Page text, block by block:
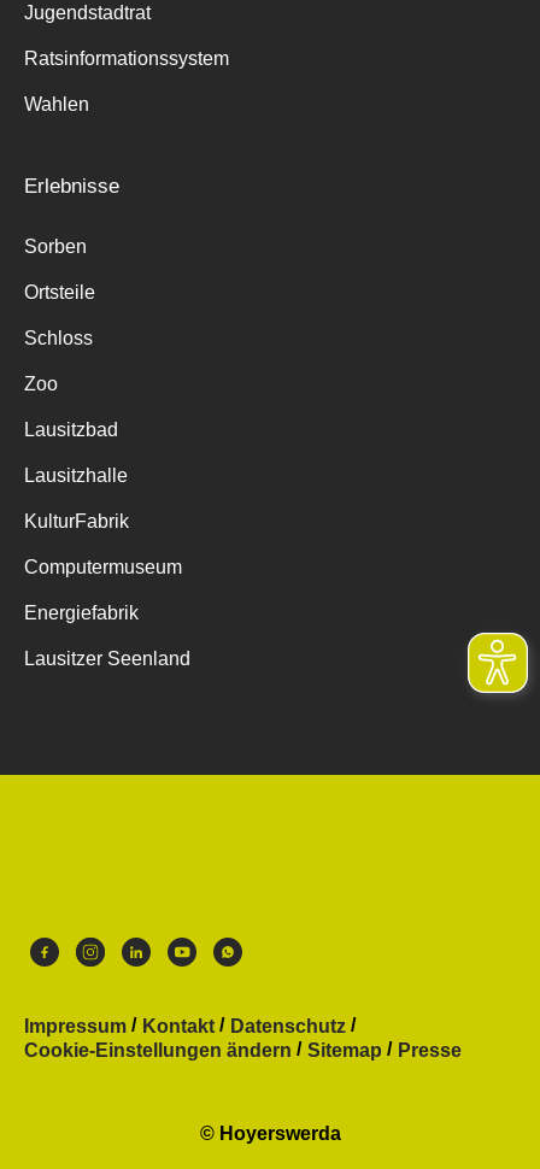
Jugendstadtrat
Ratsinformationssystem
Wahlen
Erlebnisse
Sorben
Ortsteile
Schloss
Zoo
Lausitzbad
Lausitzhalle
KulturFabrik
Computermuseum
Energiefabrik
Lausitzer Seenland
Impressum Kontakt
Datenschutz
Cookie-Einstellungen ändern
Sitemap Presse
© Hoyerswerda